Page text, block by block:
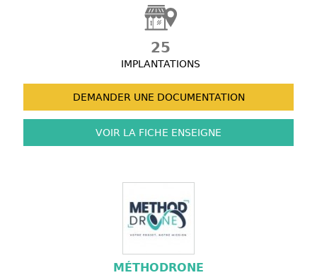
25
IMPLANTATIONS
DEMANDER UNE DOCUMENTATION
VOIR LA FICHE ENSEIGNE
MÉTHODRONE